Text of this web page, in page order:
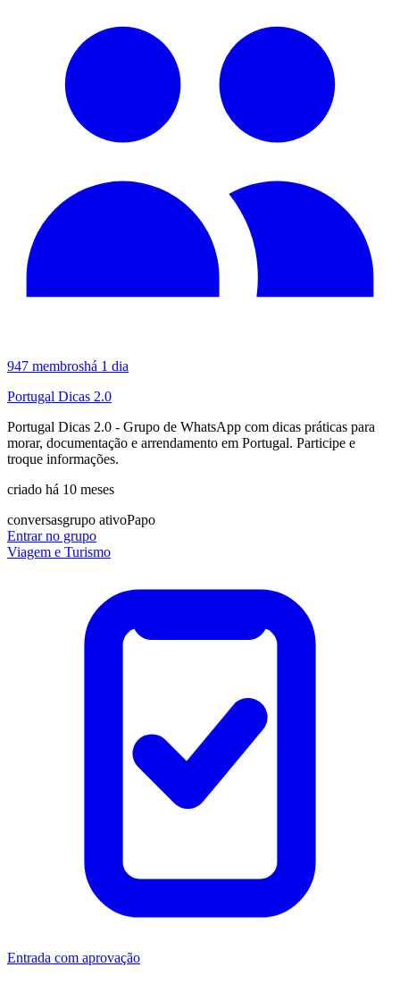
947 membroshá 1 dia
Portugal Dicas 2.0
Portugal Dicas 2.0 - Grupo de WhatsApp com dicas práticas para
morar, documentação e arrendamento em Portugal. Participe e
troque informações.
criado há 10 meses
conversasgrupo ativoPapo
Entrar no grupo
Viagem e Turismo
Entrada com aprovação